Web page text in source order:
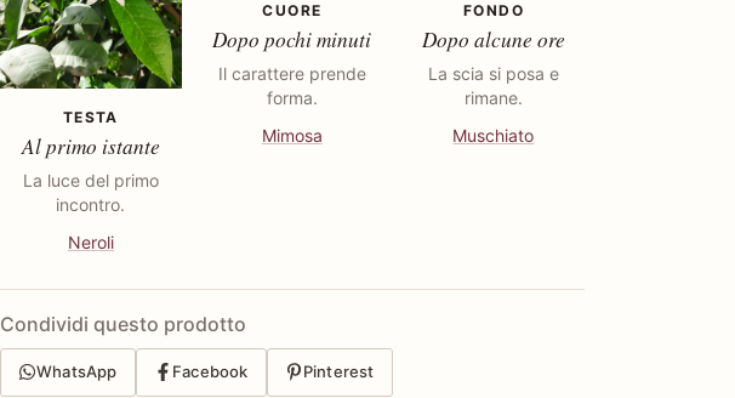
TESTA
Al primo istante
La luce del primo
incontro.
Neroli
CUORE
Dopo pochi minuti
Il carattere prende
forma.
Mimosa
FONDO
Dopo alcune ore
La scia si posa e
rimane.
Muschiato
Condividi questo prodotto
WhatsApp Facebook Pinterest